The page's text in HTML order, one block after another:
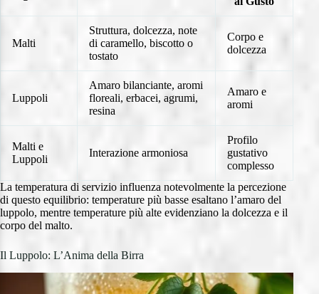
Malti
Struttura, dolcezza, note
di caramello, biscotto o
tostato
Corpo e
dolcezza
Luppoli
Amaro bilanciante, aromi
floreali, erbacei, agrumi,
resina
Amaro e
aromi
Malti e
Luppoli
Interazione armoniosa
Profilo
gustativo
complesso
La temperatura di servizio influenza notevolmente la percezione
di questo equilibrio: temperature più basse esaltano l’amaro del
luppolo, mentre temperature più alte evidenziano la dolcezza e il
corpo del malto.
Il Luppolo: L’Anima della Birra